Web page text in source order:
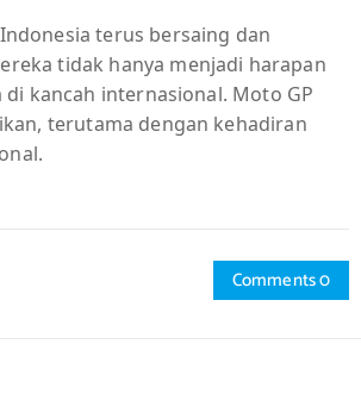
terus bersaing dan
tidak hanya menjadi harapan
kancah internasional. Moto GP
terutama dengan kehadiran
Comments 0